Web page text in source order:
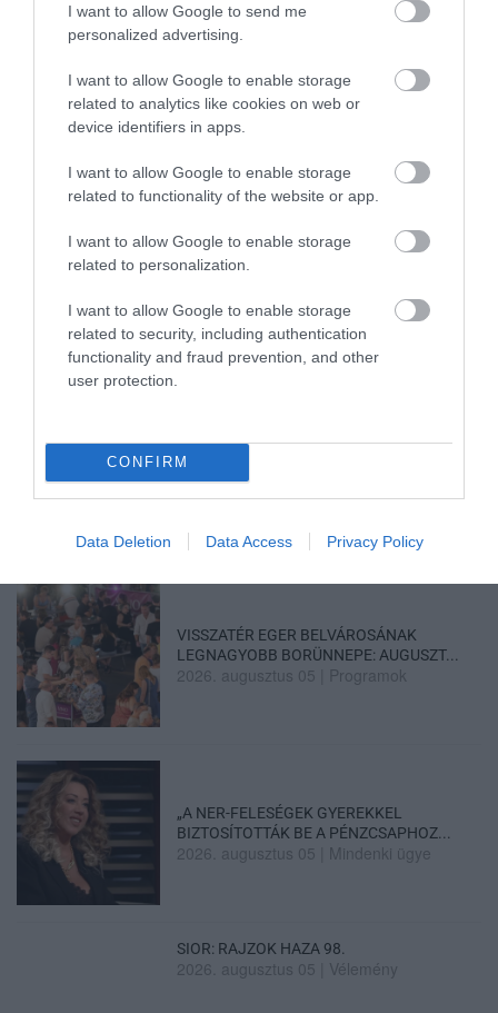
I want to allow Google to send me
personalized advertising.
I want to allow Google to enable storage
related to analytics like cookies on web or
device identifiers in apps.
I want to allow Google to enable storage
related to functionality of the website or app.
I want to allow Google to enable storage
related to personalization.
I want to allow Google to enable storage
related to security, including authentication
functionality and fraud prevention, and other
user protection.
CONFIRM
Data Deletion Data Access Privacy Policy
CSALÁDOKAT – HÁROM NAPON ÁT ING...
2026. augusztus 06 Programok
MAGYAR PÉTER: KIÍRJÁK AZ ELSŐ
SZÉLERŐMŰVI PÁLYÁZATOKAT, M...
2026. augusztus 06|Mindenki ügye
ELOLTOTTÁK A TÜZET
DÉDESTAPOLCSÁNYNÁL, KILENCÓRÁS
KÜZDELE...
2026. augusztus 06|Környék ügye
KATONAI HELIKOPTEREK SEGÍTIK AZ
OLTÁST A DÉDESTAPOLCSÁNYI...
2026. augusztus 05|Riasztó
VISSZATÉR EGER BELVÁROSÁNAK
LEGNAGYOBB BORÜNNEPE: AUGUSZT...
2026. augusztus 05 Programok
„A NER-FELESÉGEK GYEREKKEL
BIZTOSÍTOTTÁK BE A PÉNZCSAPHOZ...
2026. augusztus 05 Mindenki ügye
SIOR: RAJZOK HAZA 98.
2026. augusztus 05 Vélemény